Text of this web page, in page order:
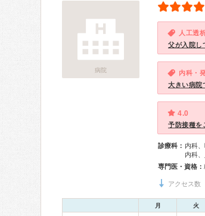
病院
人工透
父が入院し
内科・
大きい病院
4.0
予防接種を
診療科： 内科
内科
専門医・資格：
アクセス数
月 火